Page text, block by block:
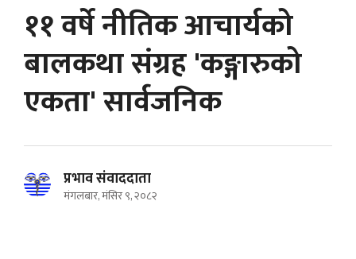
११ वर्षे नीतिक आचार्यको
बालकथा संग्रह 'कङ्गारुको
एकता' सार्वजनिक
प्रभाव संवाददाता
मंगलबार, मंसिर ९, २०८२